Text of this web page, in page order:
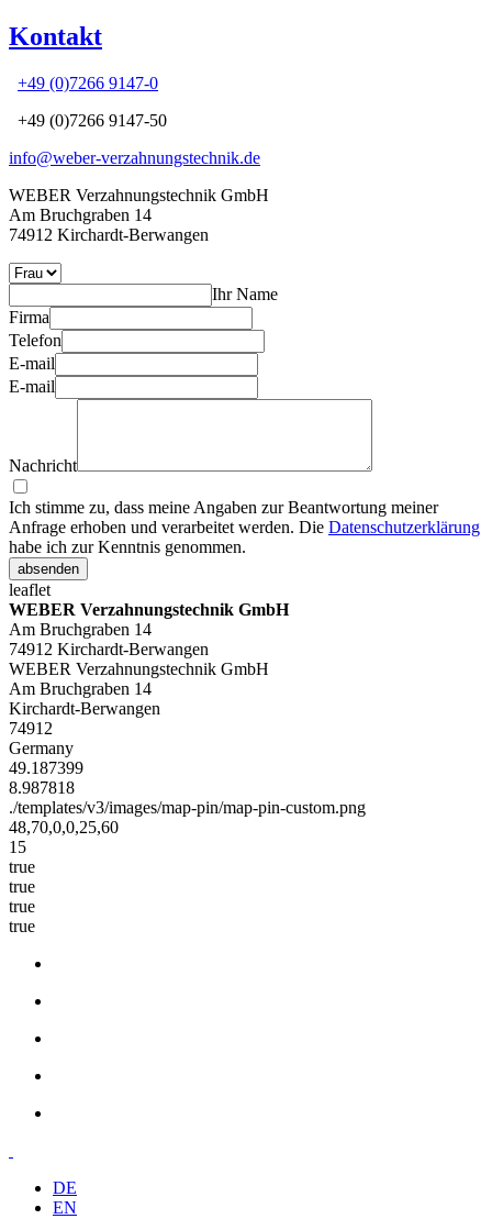
Kontakt
+49 (0)7266 9147-0
+49 (0)7266 9147-50
info@weber-verzahnungstechnik.de
WEBER Verzahnungstechnik GmbH
Am Bruchgraben 14
74912 Kirchardt-Berwangen
Ihr Name
Firma
Telefon
E-mail
E-mail
Nachricht
Ich stimme zu, dass meine Angaben zur Beantwortung meiner
Anfrage erhoben und verarbeitet werden. Die Datenschutzerklärung
habe ich zur Kenntnis genommen.
absenden
leaflet
WEBER Verzahnungstechnik GmbH
Am Bruchgraben 14
74912 Kirchardt-Berwangen
WEBER Verzahnungstechnik GmbH
Am Bruchgraben 14
Kirchardt-Berwangen
74912
Germany
49.187399
8.987818
./templates/v3/images/map-pin/map-pin-custom.png
48,70,0,0,25,60
15
true
true
true
true
DE
EN